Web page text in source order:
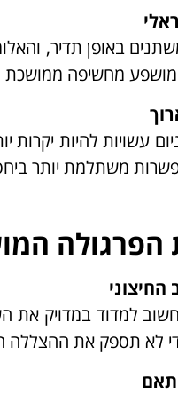
באופן תדיר,
מושפע מחשיפה
עשויות להיות
משתלמת יותר
הפרגולה
למדוד במדויק
לא תספק את ההצללה